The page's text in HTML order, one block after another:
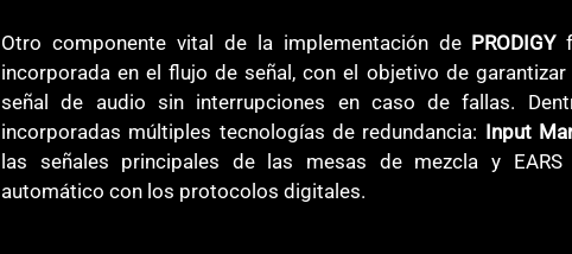
Otro componente vital de la implementación de PRODIGY
incorporada en el flujo de señal, con el objetivo de
señal de audio sin interrupciones en caso de fallas.
incorporadas múltiples tecnologías de redundancia: Input
las señales principales de las mesas de mezcla y
automático con los protocolos digitales.